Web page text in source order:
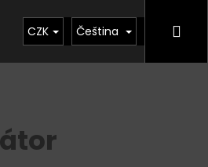
Kontakty Půjčovna
CZK Čeština